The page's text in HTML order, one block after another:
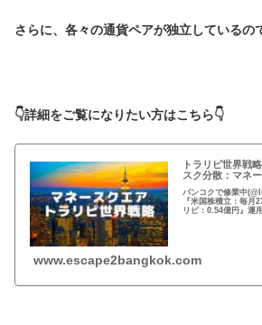
さらに、各々の通貨ペアが独立しているの
👇詳細をご覧になりたい方はこちら👇
トラリピ世界戦
スク分散：マネ
バンコクで修業中
『米国株積立：毎月
リピ：0.54億円』運
www.escape2bangkok.com